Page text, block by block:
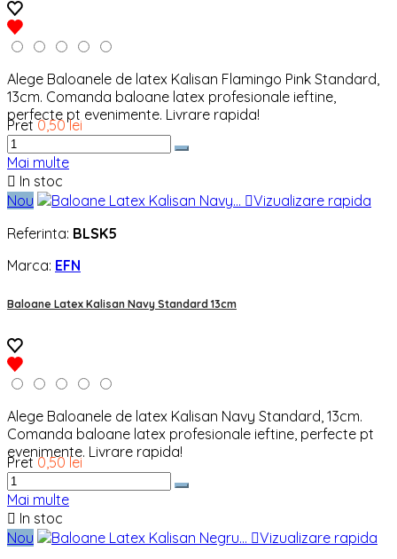
Alege Baloanele de latex Kalisan Flamingo Pink Standard,
13cm. Comanda baloane latex profesionale ieftine,
perfecte pt evenimente. Livrare rapida!
Pret 0,50 lei
Mai multe
 In stoc
Nou
Vizualizare rapida
Referinta: BLSK5
Marca: EFN
Baloane Latex Kalisan Navy Standard 13cm
Alege Baloanele de latex Kalisan Navy Standard, 13cm.
Comanda baloane latex profesionale ieftine, perfecte pt
evenimente. Livrare rapida!
Pret 0,50 lei
Mai multe
 In stoc
Nou
Vizualizare rapida